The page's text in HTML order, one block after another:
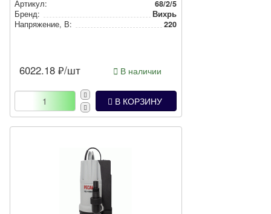
Артикул:
68/2/5
Бренд:
Вихрь
Нап­ря­же­ние, В:
220
6022.18 ₽/шт В наличии
В КОРЗИНУ